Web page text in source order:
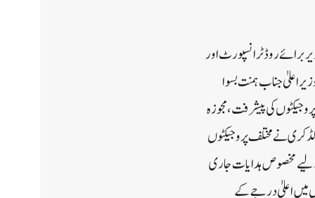
کے پہلے دن مرکزی وزیر برائے روڈ ٹرانسپورٹ اور
اعلیٰ جناب ہمنت بسوا
کی پیشرفت، مجوزہ
گڈکری نے مختلف پروجیکٹوں
پر لانے کے لیے مخصوص ہدایات جاری
میں اعلیٰ درجے کے